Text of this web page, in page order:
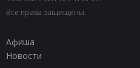
Все права защищены.
Афиша
Новости